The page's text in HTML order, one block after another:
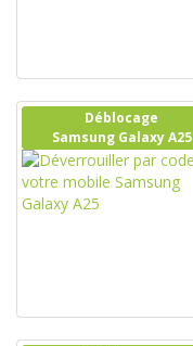
Déblocage
Samsung Galaxy A25